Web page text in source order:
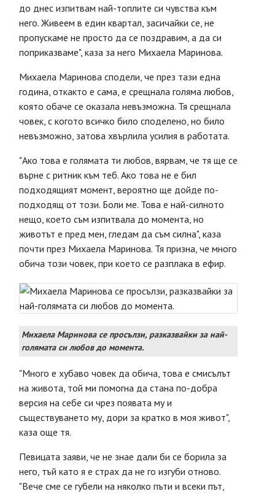
до днес изпитвам най-топлите си чувства към
него. Живеем в един квартал, засичайки се, не
пропускаме не просто да се поздравим, а да си
поприказваме", каза за него Михаела Маринова.
Михаела Маринова сподели, че през тази една
година, откакто е сама, е срещнала голяма любов,
която обаче се оказала невъзможна. Тя срещнала
човек, с когото всичко било споделено, но било
невъзможно, затова хвърлила усилия в работата.
"Ако това е голямата ти любов, вярвам, че тя ще се
върне с ритник към теб. Ако това не е бил
подходящият момент, вероятно ще дойде по-
подходящ от този. Боли ме. Това е най-силното
нещо, което съм изпитвала до момента, но
животът е пред мен, гледам да съм силна", каза
почти през Михаела Маринова. Тя призна, че много
обича този човек, при което се разплака в ефир.
Михаела Маринова се просълзи, разказвайки за най-
голямата си любов до момента.
"Много е хубаво човек да обича, това е смисълът
на живота, той ми помогна да стана по-добра
версия на себе си чрез появата му и
съществуването му, дори за кратко в моя живот",
каза още тя.
Певицата заяви, че не знае дали би се борила за
него, тъй като я е страх да не го изгуби отново.
"Вече сме се губели на няколко пъти и всеки път,